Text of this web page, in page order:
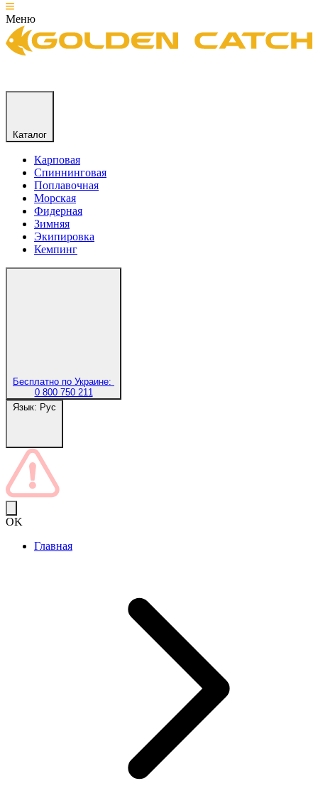
Меню
Каталог
Карповая
Спиннинговая
Поплавочная
Морская
Фидерная
Зимняя
Экипировка
Кемпинг
Бесплатно по Украине:
0 800 750 211
Язык: Рус
OK
Главная